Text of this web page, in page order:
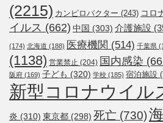
(2215) カンピロバクター (243) コロ
イルス (662) 中国 (303) 介護施設
(174) 北海道 (188) 医療機関 (514) 千葉県
(1138) 営業禁止 (204) 国内感染
阪府 (169) 子ども (320) 学校 (185) 宿泊施設
新型コロナウイル
炎 (310) 東京都 (298) 死亡 (730)